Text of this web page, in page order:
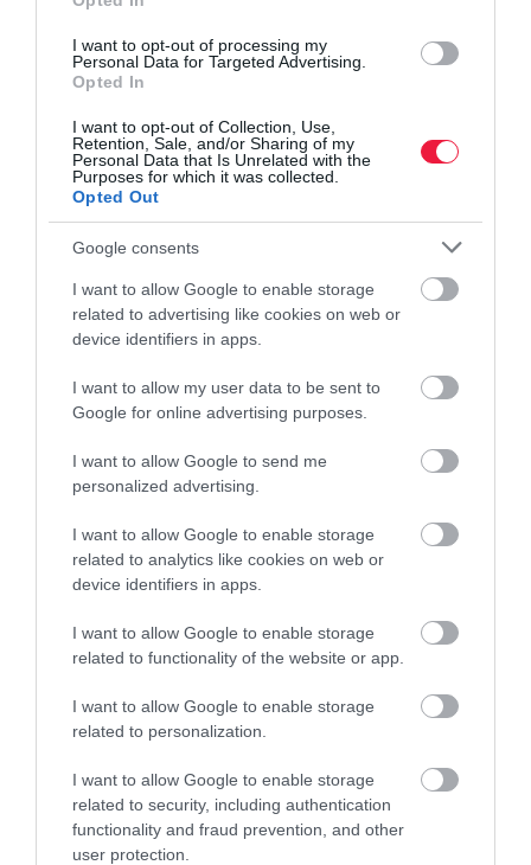
I want to opt-out of processing my
Personal Data for Targeted Advertising.
Opted In
I want to opt-out of Collection, Use,
Retention, Sale, and/or Sharing of my
Personal Data that Is Unrelated with the
Purposes for which it was collected.
Opted Out
Google consents
I want to allow Google to enable storage
related to advertising like cookies on web or
device identifiers in apps.
I want to allow my user data to be sent to
Google for online advertising purposes.
I want to allow Google to send me
personalized advertising.
I want to allow Google to enable storage
related to analytics like cookies on web or
device identifiers in apps.
I want to allow Google to enable storage
related to functionality of the website or app.
I want to allow Google to enable storage
related to personalization.
I want to allow Google to enable storage
related to security, including authentication
functionality and fraud prevention, and other
user protection.
Sokat kell
kertedet?
növények
aszályt!
Ahogyan egyre
melegebb és
szárazabb lesz
úgy változnak a
kertekben és a
fajtái, fajai is.
Olyan kultúrák
NÖVÉNYTERMESZTÉS
Veszélyben a
kedvenc
A tavalyi
almatermés
kétharmadára
szakemberek. A
tavaszi fagy és a
rosszul érintette a
termést. A
előbb érik a
kukorica
száradtak, a július
végi átmeneti
ismét nőtt a súlyos
aszállyal érintett
területek
nagysága. A nyár